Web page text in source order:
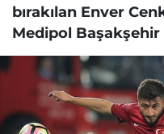
bırakılan Enver
Medipol Başakşehir